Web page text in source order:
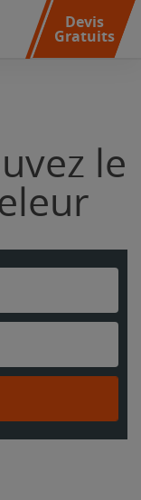
Devis
Gratuits
le